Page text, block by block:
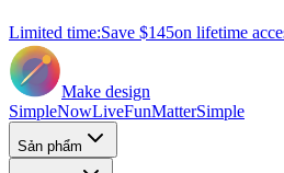
Limited time:Save $145on lifetime
Make design
SimpleNowLiveFunMatterSimple
Sản phẩm